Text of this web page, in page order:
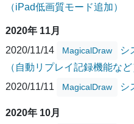
（iPad低画質モード追加）
2020年 11月
2020/11/14
MagicalDraw
シ
（自動リプレイ記録機能など
2020/11/11
MagicalDraw シ
2020年 10月